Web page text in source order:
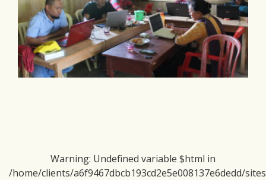
Warning: Undefined variable $html in
/home/clients/a6f9467dbcb193cd2e5e008137e6dedd/